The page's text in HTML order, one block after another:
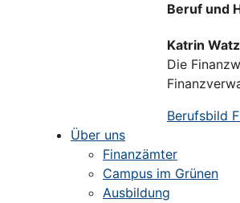
Beruf und
Katrin
Die
Berufsbild
Über uns
Finanzämter
Campus im Grünen
Ausbildung